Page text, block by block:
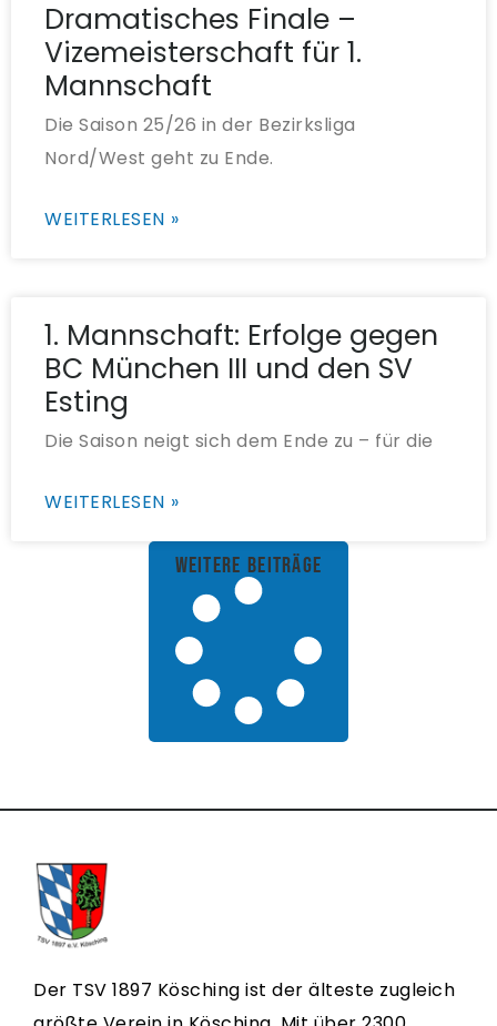
Dramatisches Finale –
Vizemeisterschaft für 1.
Mannschaft
Die Saison 25/26 in der Bezirksliga
Nord/West geht zu Ende.
WEITERLESEN »
1. Mannschaft: Erfolge gegen
BC München III und den SV
Esting
Die Saison neigt sich dem Ende zu – für die
WEITERLESEN »
weitere Beiträge
Der TSV 1897 Kösching ist der älteste zugleich